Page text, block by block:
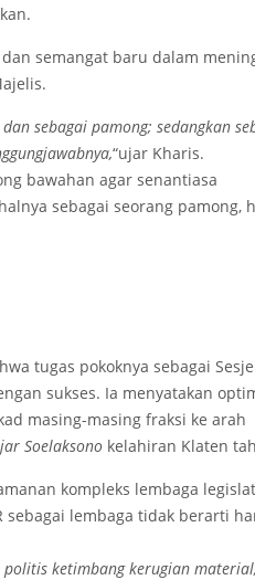
semangat baru dalam
sebagai pamong; sedangkan
“ujar Kharis.
bawahan agar senantiasa
sebagai seorang pamong,
tugas pokoknya sebagai
sukses. Ia menyatakan
masing-masing fraksi ke arah
Soelaksono kelahiran Klaten
kompleks lembaga
sebagai lembaga tidak berarti
ketimbang kerugian